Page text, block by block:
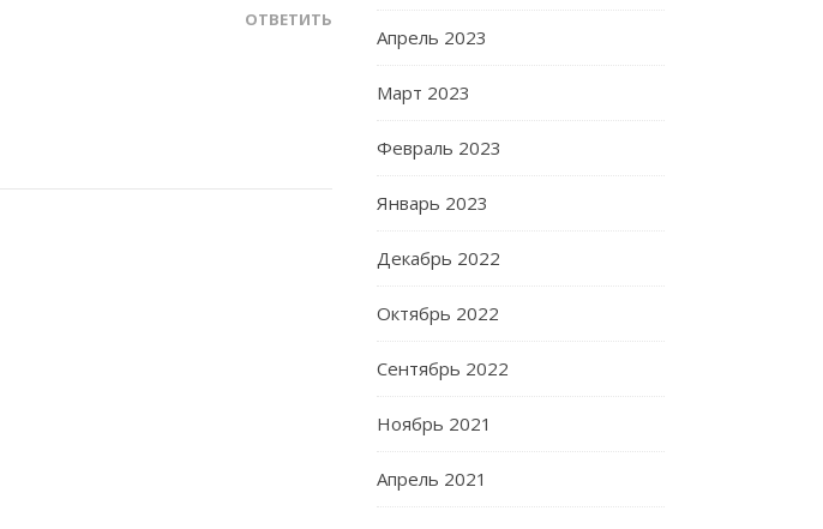
ОТВЕТИТЬ
Апрель 2023
Март 2023
Февраль 2023
Январь 2023
Декабрь 2022
Октябрь 2022
Сентябрь 2022
Ноябрь 2021
Апрель 2021